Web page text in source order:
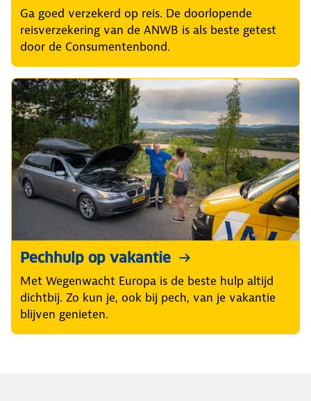
Ga goed verzekerd op reis. De doorlopende
reisverzekering van de ANWB is als beste getest
door de Consumentenbond.
Pechhulp op vakantie
Met Wegenwacht Europa is de beste hulp altijd
dichtbij. Zo kun je, ook bij pech, van je vakantie
blijven genieten.